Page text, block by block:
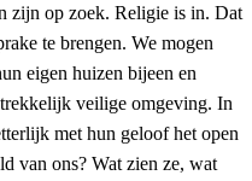
zijn op zoek. Religie is in. Dat
te brengen. We mogen
eigen huizen bijeen en
veilige omgeving. In
met hun geloof het open
van ons? Wat zien ze, wat